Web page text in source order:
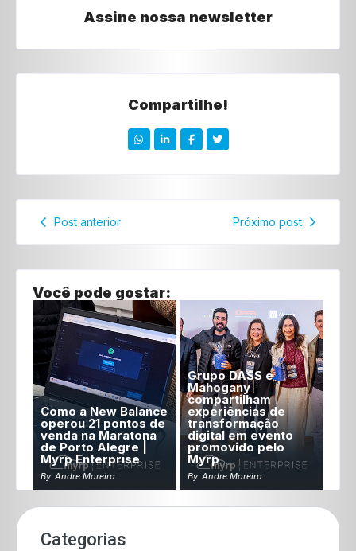
Assine nossa newsletter
Compartilhe!
Post anterior Próximo post
Você pode gostar:
Como a New Balance
operou 21 pontos de
venda na Maratona
de Porto Alegre |
Myrp Enterprise
By Andre.moreira
Grupo DASS e
Mahogany
compartilham
experiências de
transformação
digital em evento
promovido pelo
Myrp
By Andre.moreira
Categorias